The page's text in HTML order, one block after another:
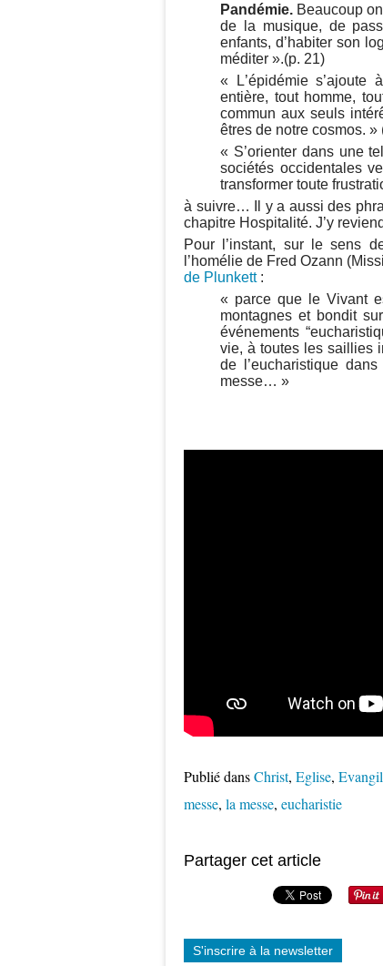
Pandémie. Beaucoup
de la musique, de
enfants, d’habiter son
méditer ».(p. 21)
« L’épidémie s’ajoute
entière, tout homme,
commun aux seuls
êtres de notre cosmos. »
« S’orienter dans une
sociétés occidentales
transformer toute
à suivre… Il y a aussi des
chapitre Hospitalité. J’y
Pour l’instant, sur le sens
l’homélie de Fred Ozann
de Plunkett:
« parce que le Vivant
montagnes et bondit
événements
vie, à toutes les saillies
de l’eucharistique
messe… »
Publié dansChrist, Eglise,
messe, la messe, eucharistie
Partager cet article
S'inscrire à la newsletter